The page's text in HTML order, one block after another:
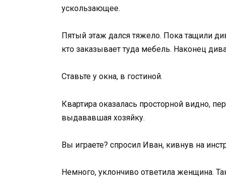
ускользающее.
Пятый этаж дался тяжело. Пока тащили
кто заказывает туда мебель. Наконец
Ставьте у окна, в гостиной.
Квартира оказалась просторной видно,
выдававшая хозяйку.
Вы играете? спросил Иван, кивнув на
Немного, уклончиво ответила женщина.